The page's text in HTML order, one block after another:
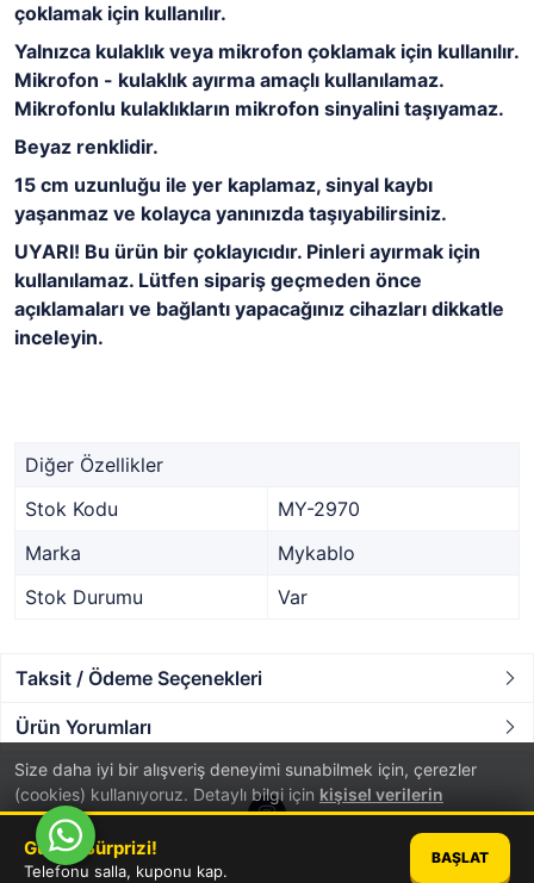
Size daha iyi bir alışveriş deneyimi sunabilmek için, çerezler
(cookies) kullanıyoruz. Detaylı bilgi için kişisel verilerin
korunmasıhakkında aydınlatma metnini inceleyebilirsiniz.
çoklamak için kullanılır.
Yalnızca kulaklık veya mikrofon çoklamak için kullanılır.
Mikrofon - kulaklık ayırma amaçlı kullanılamaz.
Mikrofonlu kulaklıkların mikrofon sinyalini taşıyamaz.
Beyaz renklidir.
15 cm uzunluğu ile yer kaplamaz, sinyal kaybı
yaşanmaz ve kolayca yanınızda taşıyabilirsiniz.
UYARI! Bu ürün bir çoklayıcıdır. Pinleri ayırmak için
kullanılamaz. Lütfen sipariş geçmeden önce
açıklamaları ve bağlantı yapacağınız cihazları dikkatle
inceleyin.
Diğer Özellikler
Stok Kodu
MY-2970
Marka
Mykablo
Stok Durumu
Var
Taksit / Ödeme Seçenekleri
Ürün Yorumları
PlatinMarket®E-Ticaret Sistemi İle Hazırlanmıştır.
Günün Sürprizi!
Telefonu salla, kuponu kap.
BAŞLAT